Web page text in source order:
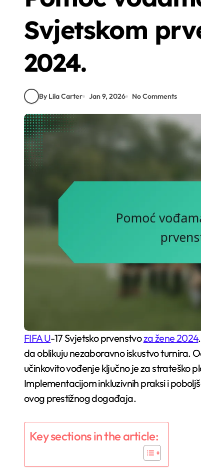
Svjetskom
2024.
By Lila Carter Jan 9, 2026 No Comments
FIFA U-17 Svjetsko prvenstvoza žene 2024
da oblikuju nezaboravno iskustvo turnira.
učinkovito vođenje ključno je za strateško
Implementacijom inkluzivnih praksi i
ovog prestižnog događaja.
Key sections in the article: